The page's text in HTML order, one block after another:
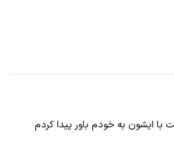
با ایشون به خودم باور پیدا کردم